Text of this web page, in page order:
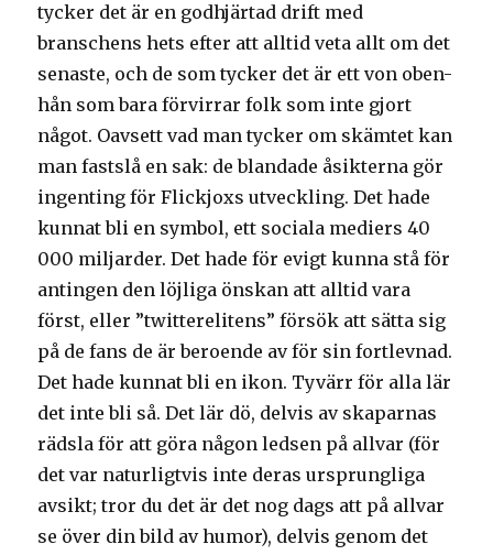
tycker det är en godhjärtad drift med
branschens hets efter att alltid veta allt om det
senaste, och de som tycker det är ett von oben-
hån som bara förvirrar folk som inte gjort
något. Oavsett vad man tycker om skämtet kan
man fastslå en sak: de blandade åsikterna gör
ingenting för Flickjoxs utveckling. Det hade
kunnat bli en symbol, ett sociala mediers 40
000 miljarder. Det hade för evigt kunna stå för
antingen den löjliga önskan att alltid vara
först, eller ”twitterelitens” försök att sätta sig
på de fans de är beroende av för sin fortlevnad.
Det hade kunnat bli en ikon. Tyvärr för alla lär
det inte bli så. Det lär dö, delvis av skaparnas
rädsla för att göra någon ledsen på allvar (för
det var naturligtvis inte deras ursprungliga
avsikt; tror du det är det nog dags att på allvar
se över din bild av humor), delvis genom det